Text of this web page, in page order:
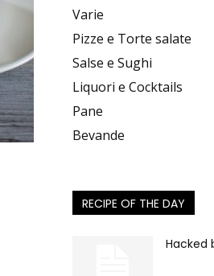
Varie
Pizze e Torte salate
Salse e Sughi
Liquori e Cocktails
Pane
Bevande
RECIPE OF THE DAY
Hacked